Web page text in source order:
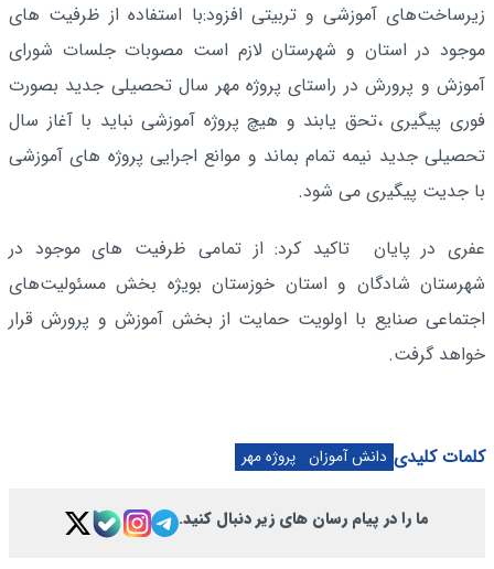
زیرساخت‌های آموزشی و تربیتی افزود:با استفاده از ظرفیت های
موجود در استان و شهرستان لازم است مصوبات جلسات شورای
آموزش و پرورش در راستای پروژه مهر سال تحصیلی جدید بصورت
فوری پیگیری ،تحق یابند و هیچ پروژه آموزشی نباید با آغاز سال
تحصیلی جدید نیمه تمام بماند و موانع اجرایی پروژه های آموزشی
با جدیت پیگیری می شود.
عفری در پایان تاکید کرد: از تمامی ظرفیت های موجود در
شهرستان شادگان و استان خوزستان بویژه بخش مسئولیت‌های
اجتماعی صنایع با اولویت حمایت از بخش آموزش و پرورش قرار
خواهد گرفت.
کلمات کلیدی دانش آموزان پروژه مهر
ما را در پیام رسان های زیر دنبال کنید.